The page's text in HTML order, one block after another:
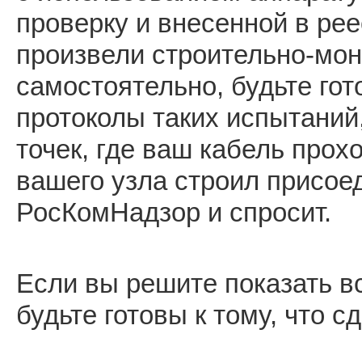
проверку и внесенной в
произвели строительно-
самостоятельно, будьте
протоколы таких
точек, где ваш кабель
вашего узла строил
РосКомНадзор и спросит.
Если вы решите показать
будьте готовы к тому, что